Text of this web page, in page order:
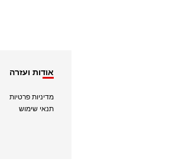
אודות ועזרה
מדיניות פרטיות
תנאי שימוש